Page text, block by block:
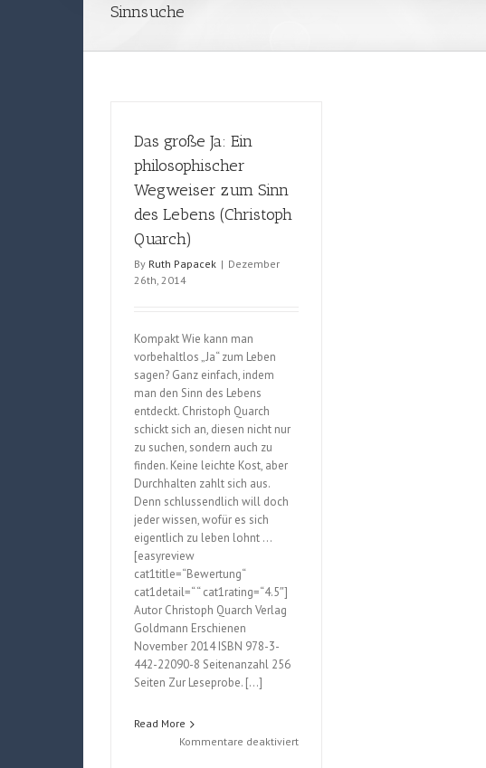
Sinnsuche
Das große Ja: Ein
philosophischer
Wegweiser zum Sinn
des Lebens (Christoph
Quarch)
By Ruth Papacek | Dezember
26th, 2014
Kompakt Wie kann man
vorbehaltlos „Ja“ zum Leben
sagen? Ganz einfach, indem
man den Sinn des Lebens
entdeckt. Christoph Quarch
schickt sich an, diesen nicht nur
zu suchen, sondern auch zu
finden. Keine leichte Kost, aber
Durchhalten zahlt sich aus.
Denn schlussendlich will doch
jeder wissen, wofür es sich
eigentlich zu leben lohnt …
[easyreview
cat1title=“Bewertung“
cat1detail=“ “ cat1rating=“4.5″]
Autor Christoph Quarch Verlag
Goldmann Erschienen
November 2014 ISBN 978-3-
442-22090-8 Seitenanzahl 256
Seiten Zur Leseprobe. […]
Read More
Kommentare deaktiviertfür